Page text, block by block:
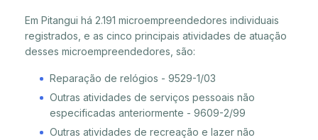
Em Pitangui há 2.191 microempreendedores individuais
registrados, e as cinco principais atividades de atuação
desses microempreendedores, são:
Reparação de relógios - 9529-1/03
Outras atividades de serviços pessoais não
especificadas anteriormente - 9609-2/99
Outras atividades de recreação e lazer não